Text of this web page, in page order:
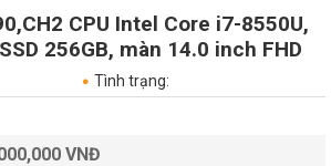
CPU Intel Core i7-8550U,
256GB, màn 14.0 inch FHD
Tình trạng:
VNĐ